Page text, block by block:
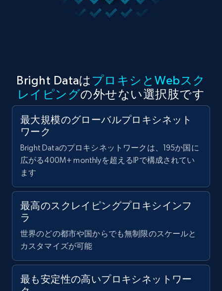
Bright Dataは プロキシとWebスク
レイピングの外せない選択肢です
最大規模のグローバルプロキシネット
ワーク
Bright Dataのプロキシネットワークは、195か国に
広がる400M+ monthlyを超えるIPで構成されてい
ます
最高のスクレイピングプロキシインフ
ラ
世界のどの都市や国からでも無制限のスケールと
カスタマイズが可能
最も安定性の高いプロキシネットワー